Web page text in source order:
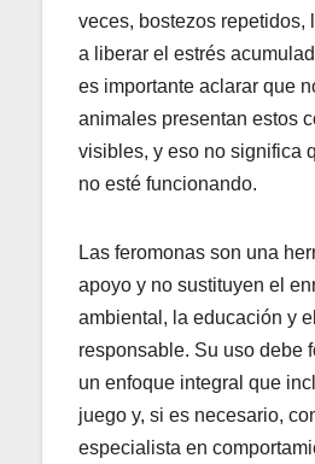
veces, bostezos repetidos,
a liberar el estrés
es importante aclarar que
animales presentan estos
visibles, y eso no significa
no esté funcionando.
Las feromonas son una
apoyo y no sustituyen el
ambiental, la educación y
responsable. Su uso debe
un enfoque integral que
juego y, si es necesario,
especialista en